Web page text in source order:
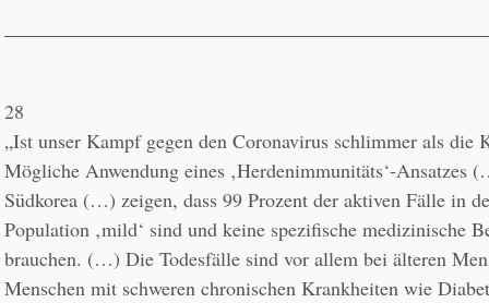
28
„Ist unser Kampf gegen den Coronavirus schlimmer als
Mögliche Anwendung eines ‚Herdenimmunitäts‘-Ansatzes
Südkorea (…) zeigen, dass 99 Prozent der aktiven Fälle in
Population ‚mild‘ sind und keine spezifische medizinische
brauchen. (…) Die Todesfälle sind vor allem bei älteren
Menschen mit schweren chronischen Krankheiten wie